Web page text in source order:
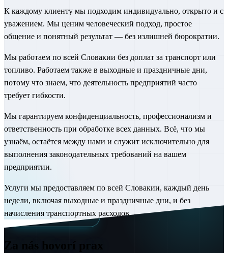
К каждому клиенту мы подходим индивидуально, открыто и с
уважением. Мы ценим человеческий подход, простое
общение и понятный результат — без излишней бюрократии.
Мы работаем по всей Словакии без доплат за транспорт или
топливо. Работаем также в выходные и праздничные дни,
потому что знаем, что деятельность предприятий часто
требует гибкости.
Мы гарантируем конфиденциальность, профессионализм и
ответственность при обработке всех данных. Всё, что мы
узнаём, остаётся между нами и служит исключительно для
выполнения законодательных требований на вашем
предприятии.
Услуги мы предоставляем по всей Словакии, каждый день
недели, включая выходные и праздничные дни, и без
начисления транспортных расходов.
Alpha Safety v číslach
Za nás hovorí prax